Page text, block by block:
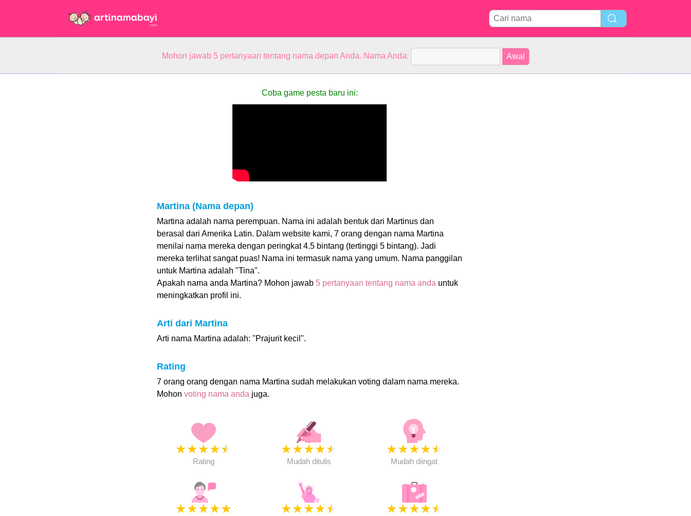
Mohon jawab 5 pertanyaan tentang nama depan Anda. Nama Anda:
Coba game pesta baru ini:
Martina (Nama depan)
Martina adalah nama perempuan. Nama ini adalah bentuk dari Martinus dan
berasal dari Amerika Latin. Dalam website kami, 7 orang dengan nama Martina
menilai nama mereka dengan peringkat 4.5 bintang (tertinggi 5 bintang). Jadi
mereka terlihat sangat puas! Nama ini termasuk nama yang umum. Nama panggilan
untuk Martina adalah "Tina".
Apakah nama anda Martina? Mohon jawab 5 pertanyaan tentang nama anda untuk
meningkatkan profil ini.
Arti dari Martina
Arti nama Martina adalah: "Prajurit kecil".
Rating
7 orang orang dengan nama Martina sudah melakukan voting dalam nama mereka.
Mohon voting nama anda juga.
★★★★★
Rating
★★★★★
Mudah ditulis
★★★★★
Mudah diingat
★★★★★ ★★★★★ ★★★★★